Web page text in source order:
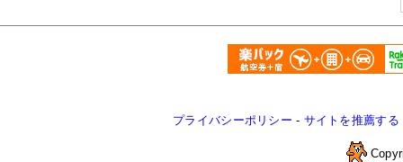
プライバシーポリシー - サイトを推薦する